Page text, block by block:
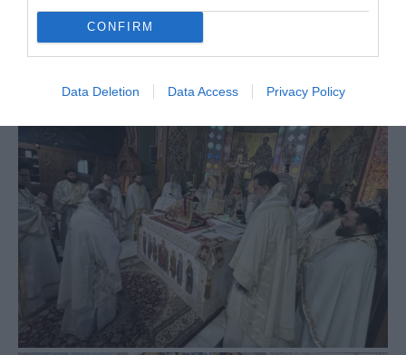
CONFIRM
Data Deletion Data Access Privacy Policy